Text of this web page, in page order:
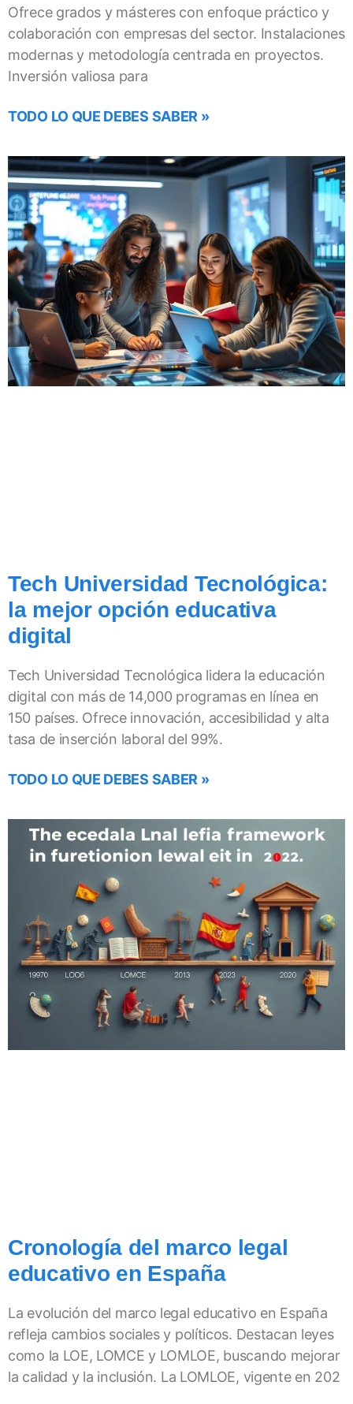
Ofrece grados y másteres con enfoque práctico y
colaboración con empresas del sector. Instalaciones
modernas y metodología centrada en proyectos.
Inversión valiosa para
TODO LO QUE DEBES SABER »
Tech Universidad Tecnológica:
la mejor opción educativa
digital
Tech Universidad Tecnológica lidera la educación
digital con más de 14,000 programas en línea en
150 países. Ofrece innovación, accesibilidad y alta
tasa de inserción laboral del 99%.
TODO LO QUE DEBES SABER »
Cronología del marco legal
educativo en España
La evolución del marco legal educativo en España
refleja cambios sociales y políticos. Destacan leyes
como la LOE, LOMCE y LOMLOE, buscando mejorar
la calidad y la inclusión. La LOMLOE, vigente en 202